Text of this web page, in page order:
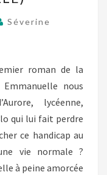
Séverine
roman de la
nous
lycéenne,
qui lui fait perdre
ce handicap au
vie normale ?
à peine amorcée